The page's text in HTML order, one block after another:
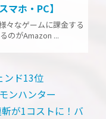
マホ・PC】
々なゲームに課金する
のがAmazon ...
ンド13位
ンハンター
が1コストに！バ